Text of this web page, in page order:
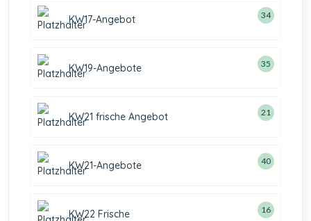
KW17-Angebot 34
KW19-Angebote 35
KW21 frische Angebot 21
KW21-Angebote 40
KW22 Frische 16